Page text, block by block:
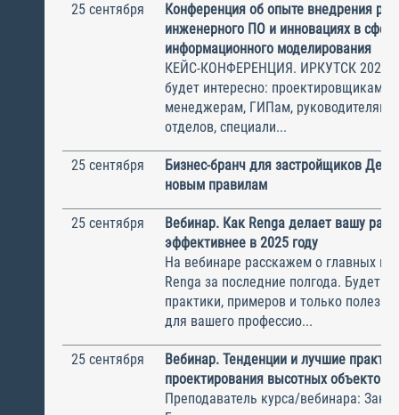
25 сентября
Конференция об опыте внедрения
инженерного ПО и инновациях в
информационного моделирования
КЕЙС-КОНФЕРЕНЦИЯ. ИРКУТСК 2025
будет интересно: проектировщикам,
менеджерам, ГИПам, руководителям
отделов, специали...
25 сентября
Бизнес-бранч для застройщиков
новым правилам
25 сентября
Вебинар. Как Renga делает вашу
эффективнее в 2025 году
На вебинаре расскажем о главных
Renga за последние полгода. Будет
практики, примеров и только
для вашего профессио...
25 сентября
Вебинар. Тенденции и лучшие
проектирования высотных объектов
Преподаватель курса/вебинара: Зак